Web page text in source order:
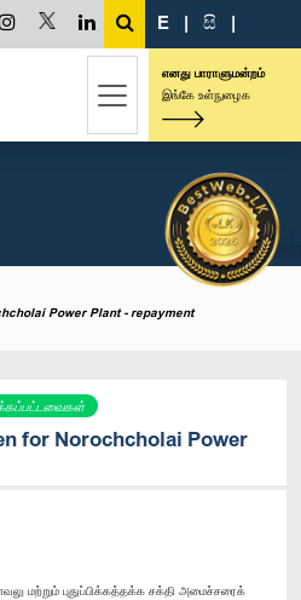
E | සි |
எனது பாராளுமன்றம்
இங்கே உள்நுழைக
Power Plant - repayment
for Norochcholai Power
புதுப்பிக்கத்தக்க சக்தி அமைச்சரைக்